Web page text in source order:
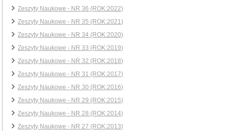
Zeszyty Naukowe - NR 36 (ROK:2022)
Zeszyty Naukowe - NR 35 (ROK:2021)
Zeszyty Naukowe - NR 34 (ROK:2020)
Zeszyty Naukowe - NR 33 (ROK:2019)
Zeszyty Naukowe - NR 32 (ROK:2018)
Zeszyty Naukowe - NR 31 (ROK:2017)
Zeszyty Naukowe - NR 30 (ROK:2016)
Zeszyty Naukowe - NR 29 (ROK:2015)
Zeszyty Naukowe - NR 28 (ROK:2014)
Zeszyty Naukowe - NR 27 (ROK:2013)